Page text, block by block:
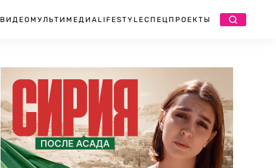
ВИДЕО МУЛЬТИМЕДИА LIFESTYLEСПЕЦПРОЕКТЫ